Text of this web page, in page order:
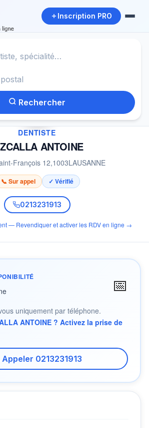
Inscription PRO
Rechercher
✓
DENTISTE
ANTOINE
François 12,1003LAUSANNE
📞 Sur appel ✓ Vérifié
0213231913
— Revendiquer et activer les RDV en ligne →
📅
uniquement par téléphone.
ANTOINE ? Activez la prise de
Appeler 0213231913